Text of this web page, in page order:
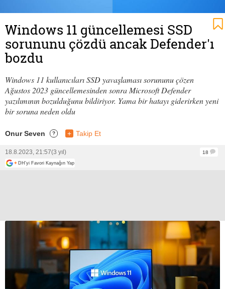
Windows 11 güncellemesi SSD
sorununu çözdü ancak Defender'ı
bozdu
Windows 11 kullanıcıları SSD yavaşlaması sorununu çözen
Ağustos 2023 güncellemesinden sonra Microsoft Defender
yazılımının bozulduğunu bildiriyor. Yama bir hatayı giderirken yeni
bir soruna neden oldu
Onur Seven ? + Takip Et
18.8.2023, 21:57(3 yıl)
18
+ DH'yi Favori Kaynağın Yap